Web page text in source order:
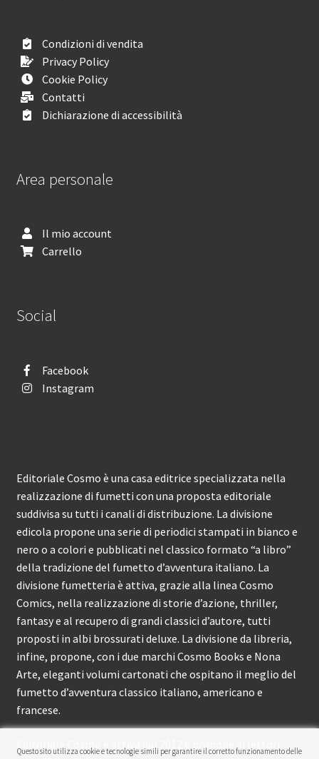
Condizioni di vendita
Privacy Policy
Cookie Policy
Contatti
Dichiarazione di accessibilità
Area personale
Il mio account
Carrello
Social
Facebook
Instagram
Editoriale Cosmo è una casa editrice specializzata nella
realizzazione di fumetti con una proposta editoriale
suddivisa su tutti i canali di distribuzione. La divisione
edicola propone una serie di periodici stampati in bianco e
nero o a colori e pubblicati nel classico formato “a libro”
della tradizione del fumetto d’avventura italiano. La
divisione fumetteria è attiva, grazie alla linea Cosmo
Comics, nella realizzazione di storie d’azione, thriller,
fantasy e al recupero di grandi classici d’autore, tutti
proposti in albi brossurati deluxe. La divisione da libreria,
infine, propone, con i due marchi Cosmo Books e Nona
Arte, eleganti volumi cartonati che ospitano il meglio del
fumetto d’avventura classico italiano, americano e
francese.
Questo sito utilizza cookie e tecnologie simili per garantire il corretto funzionamento delle